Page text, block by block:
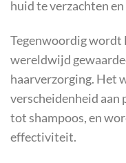
huid te verzachten
Tegenwoordig wordt
wereldwijd
haarverzorging. Het
verscheidenheid aan
tot shampoos, en
effectiviteit.